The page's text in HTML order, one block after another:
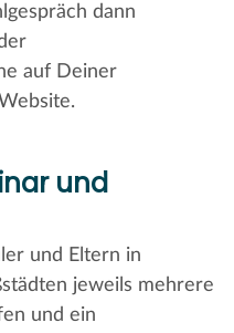
dann
auf Deiner
und
und Eltern in
jeweils mehrere
und ein